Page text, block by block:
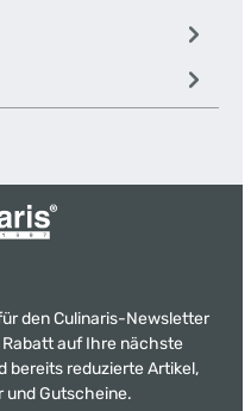
den Culinaris-Newsletter
Rabatt auf Ihre nächste
bereits reduzierte Artikel,
und Gutscheine.